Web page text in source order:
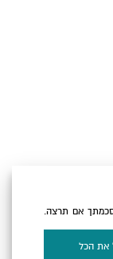
אם תרצה.
את הכל